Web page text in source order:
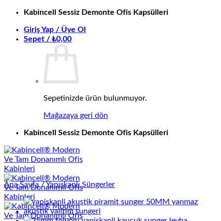
İçeriğeKabincell Sessiz Demonte Ofis Kapsülleri
Giriş Yap / Üye Ol
Sepet / ₺0,00
Sepetinizde ürün bulunmuyor.
Mağazaya geri dön
Kabincell Sessiz Demonte Ofis Kapsülleri
Ana Sayfa /Yapışkanlı Süngerler